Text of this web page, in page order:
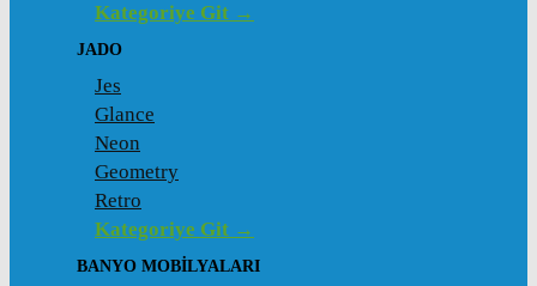
Kategoriye Git →
JADO
Jes
Glance
Neon
Geometry
Retro
Kategoriye Git →
BANYO MOBILYALARI